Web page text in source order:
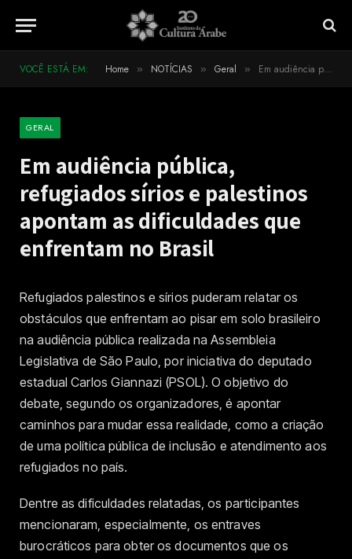
VOCÊ ESTÁ EM: Home » NOTÍCIAS » Geral » Em audiência pública, refugiados sírios e palestinos apontam as dificuldades que enfrentam no Brasil
GERAL
Em audiência pública,
refugiados sírios e palestinos
apontam as dificuldades que
enfrentam no Brasil
Refugiados palestinos e sírios puderam relatar os
obstáculos que enfrentam ao pisar em solo brasileiro
na audiência pública realizada na Assembleia
Legislativa de São Paulo, por iniciativa do deputado
estadual Carlos Giannazi (PSOL). O objetivo do
debate, segundo os organizadores, é apontar
caminhos para mudar essa realidade, como a criação
de uma política pública de inclusão e atendimento aos
refugiados no país.
Dentre as dificuldades relatadas, os participantes
mencionaram, especialmente, os entraves
burocráticos para obter os documentos que os